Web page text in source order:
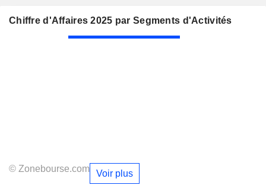
Chiffre d'Affaires 2025 par Segments d'Activités
© Zonebourse.com Voir plus